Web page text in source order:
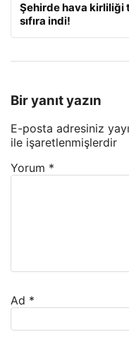
Şehirde hava kirliliği
sıfıra indi!
Bir yanıt yazın
E-posta adresiniz
ile işaretlenmişlerdir
Yorum *
Ad *